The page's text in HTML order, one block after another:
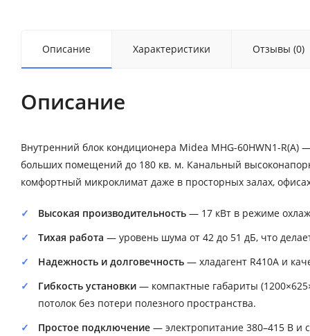
Описание Характеристики Отзывы (0)
Описание
Внутренний блок кондиционера Midea MHG-60HWN1-
больших помещений до 180 кв. м. Канальный
комфортный микроклимат даже в просторных залах,
Высокая производительность — 17 кВт в режиме
Тихая работа — уровень шума от 42 до 51 дБ, что
Надежность и долговечность — хладагент R410A и
Гибкость установки — компактные габариты
потолок без потери полезного пространства.
Простое подключение — электропитание 380–415 В